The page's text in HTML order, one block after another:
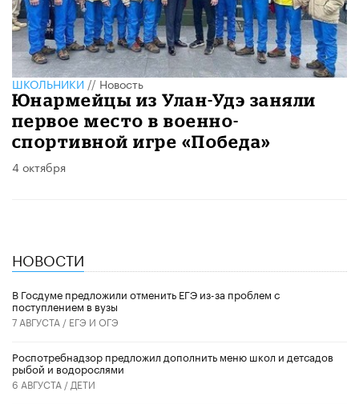
ШКОЛЬНИКИ//Новость
Юнармейцы из Улан-Удэ заняли
первое место в военно-
спортивной игре «Победа»
4 октября
НОВОСТИ
В Госдуме предложили отменить ЕГЭ из-за проблем с
поступлением в вузы
7 АВГУСТА / ЕГЭ И ОГЭ
Роспотребнадзор предложил дополнить меню школ и детсадов
рыбой и водорослями
6 АВГУСТА / ДЕТИ